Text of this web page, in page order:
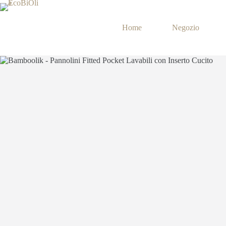
Salta
al
Home Negozio